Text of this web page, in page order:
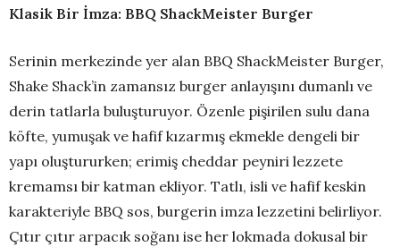
Klasik Bir İmza: BBQ ShackMeister Burger
Serinin merkezinde yer alan BBQ ShackMeister Burger,
Shake Shack’in zamansız burger anlayışını dumanlı ve
derin tatlarla buluşturuyor. Özenle pişirilen sulu dana
köfte, yumuşak ve hafif kızarmış ekmekle dengeli bir
yapı oluştururken; erimiş cheddar peyniri lezzete
kremamsı bir katman ekliyor. Tatlı, isli ve hafif keskin
karakteriyle BBQ sos, burgerin imza lezzetini belirliyor.
Çıtır çıtır arpacık soğanı ise her lokmada dokusal bir